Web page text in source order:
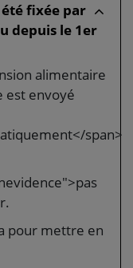
fixée par
depuis le 1er
alimentaire
est envoyé
span>
pour mettre en